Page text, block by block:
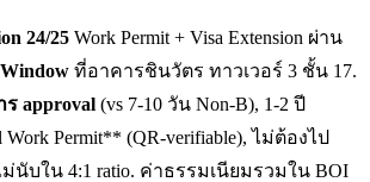
24/25 Work Permit + Visa Extension ผ่าน
ที่อาคารชินวัตร ทาวเวอร์ 3 ชั้น 17.
approval (vs 7-10 วัน Non-B), 1-2 ปี
Work Permit** (QR-verifiable), ไม่ต้องไป
ไม่นับใน 4:1 ratio. ค่าธรรมเนียมรวมใน BOI